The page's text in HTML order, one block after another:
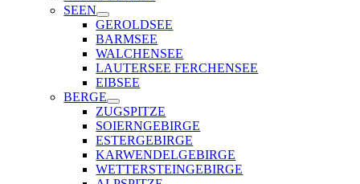
SEEN
GEROLDSEE
BARMSEE
WALCHENSEE
LAUTERSEE FERCHENSEE
EIBSEE
BERGE
ZUGSPITZE
SOIERNGEBIRGE
ESTERGEBIRGE
KARWENDELGEBIRGE
WETTERSTEINGEBIRGE